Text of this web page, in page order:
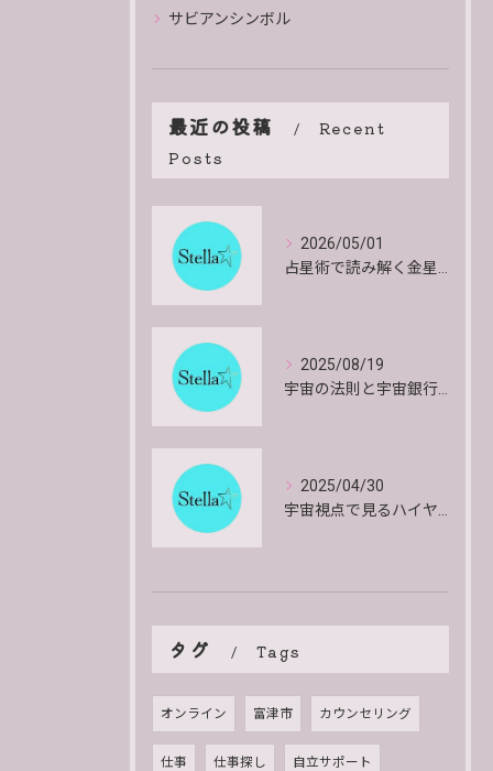
サビアンシンボル
最近の投稿
Recent
Posts
2026/05/01
2025/08/19
2025/04/30
タグ Tags
オンライン 富津市 カウンセリング
仕事 仕事探し 自立サポート